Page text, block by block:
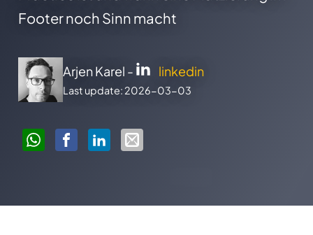
Footer noch Sinn macht
Arjen Karel - linkedin
Last update: 2026-03-03